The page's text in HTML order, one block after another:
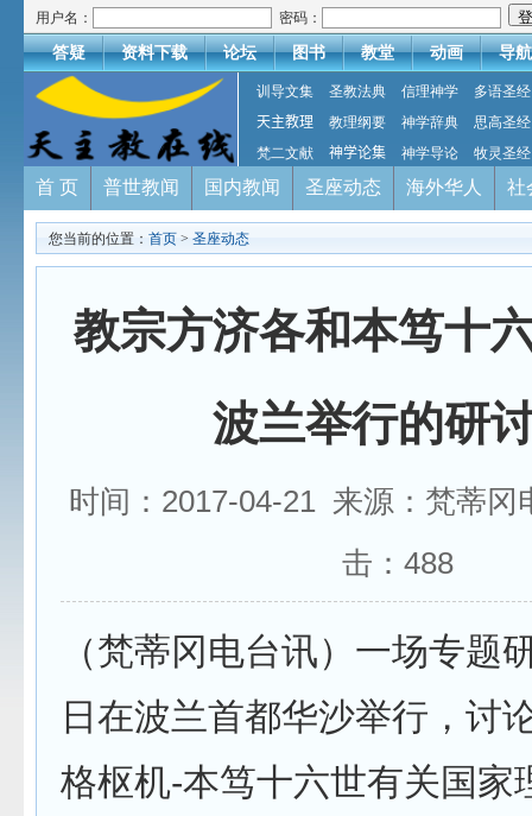
用户名： 密码：
答疑 资料下载 论坛 图书 教堂 动画 导航
训导文集 圣教法典 信理神学
多语圣经
天主教理
教理纲要 神学辞典
思高圣经
梵二文献
神学论集 神学导论 牧灵圣经
首 页 普世教闻 国内教闻 圣座动态 海外华人 社
您当前的位置： 首页 > 圣座动态
教宗方济各和本笃十
波兰举行的研
时间：2017-04-21 来源：梵蒂
击： 488
（梵蒂冈电台讯）一场专题
日在波兰首都华沙举行，讨
格枢机-本笃十六世有关国家